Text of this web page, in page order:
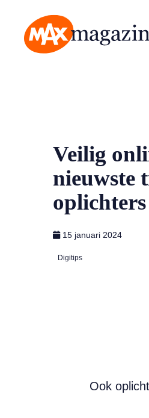
Veilig
nieuwste
oplichters
15 januari 2024
Digitips
Ook